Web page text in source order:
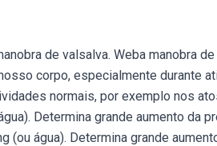
de valsalva. Weba manobra
corpo, especialmente durante
normais, por exemplo nos
Determina grande aumento da
(ou água). Determina grande